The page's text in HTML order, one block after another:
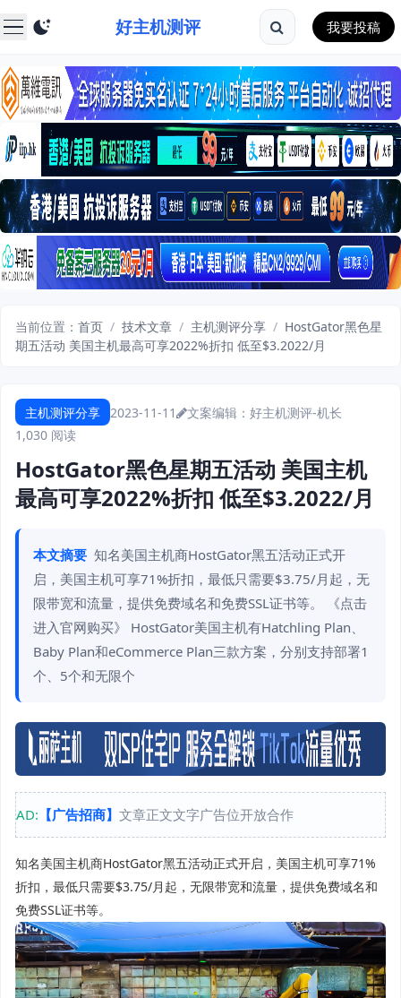
好主机测评 我要投稿
当前位置： 首页 / 技术文章 / 主机测评分享 / HostGator黑色星
期五活动 美国主机最高可享2022%折扣 低至$3.2022/月
主机测评分享 2023-11-11
文案编辑：好主机测评-机长
1,030 阅读
HostGator黑色星期五活动 美国主机
最高可享2022%折扣 低至$3.2022/月
本文摘要 知名美国主机商HostGator黑五活动正式开
启，美国主机可享71%折扣，最低只需要$3.75/月起，无
限带宽和流量，提供免费域名和免费SSL证书等。 《点击
进入官网购买》 HostGator美国主机有Hatchling Plan、
Baby Plan和eCommerce Plan三款方案，分别支持部署1
个、5个和无限个
AD: 【广告招商】 文章正文文字广告位开放合作
知名美国主机商HostGator黑五活动正式开启，美国主机可享71%
折扣，最低只需要$3.75/月起，无限带宽和流量，提供免费域名和
免费SSL证书等。